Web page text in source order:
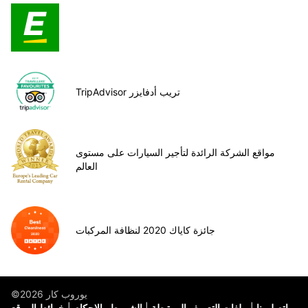
TripAdvisor تريب أدفايزر
مواقع الشركة الرائدة لتأجير السيارات على مستوى
العالم
جائزة كاياك 2020 لنظافة المركبات
©يوروب كار 2026